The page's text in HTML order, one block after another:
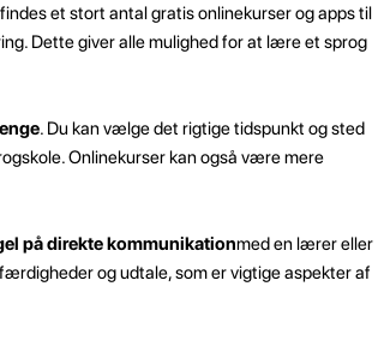
et stort antal gratis onlinekurser og apps til
Dette giver alle mulighed for at lære et sprog
. Du kan vælge det rigtige tidspunkt og sted
Onlinekurser kan også være mere
på direkte kommunikationmed en lærer eller
og udtale, som er vigtige aspekter af